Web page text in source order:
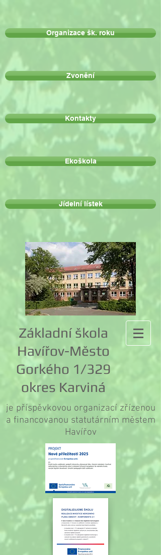
Organizace šk. roku
Zvonění
Kontakty
Ekoškola
Jídelní lístek
Základní škola
Havířov-Město
Gorkého 1/329
okres Karviná
je příspěvkovou organizací zřízenou
a financovanou statutárním městem
Havířov